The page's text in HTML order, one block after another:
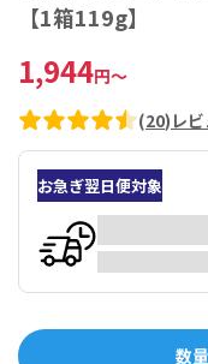
【1箱119g】
1,944円～
(20) レ
お急ぎ翌日便対象
数